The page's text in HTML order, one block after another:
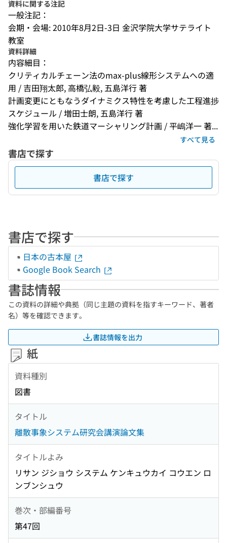
資料に関する注記
一般注記：
会期・会場: 2010年8月2日-3日 金沢学院大学サテライト
教室
資料詳細
内容細目：
クリティカルチェーン法のmax-plus線形システムへの適
用 / 吉田翔太郎, 高橋弘毅, 五島洋行 著
計画変更にともなうダイナミクス特性を考慮した工程進捗
スケジュール / 増田士朗, 五島洋行 著
強化学習を用いた鉄道マーシャリング計画 / 平嶋洋一 著...
すべて見る
書店で探す
書店で探す
書店で探す
日本の古本屋
Google Book Search
書誌情報
この資料の詳細や典拠（同じ主題の資料を指すキーワード、著者
名）等を確認できます。
書誌情報を出力
紙
資料種別
図書
タイトル
離散事象システム研究会講演論文集
タイトルよみ
リサン ジショウ システム ケンキュウカイ コウエン ロ
ンブンシュウ
巻次・部編番号
第47回